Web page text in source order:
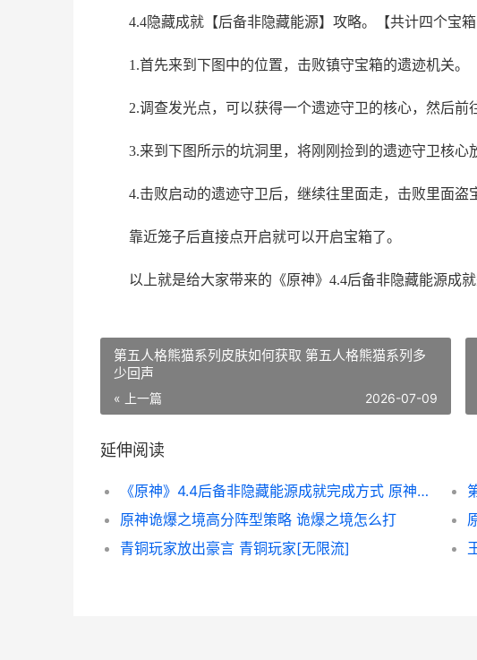
4.4隐藏成就【后备非隐藏能源】攻略。【共计四个宝箱
1.首先来到下图中的位置，击败镇守宝箱的遗迹机关。
2.调查发光点，可以获得一个遗迹守卫的核心，然后前
3.来到下图所示的坑洞里，将刚刚捡到的遗迹守卫核心
4.击败启动的遗迹守卫后，继续往里面走，击败里面
靠近笼子后直接点开启就可以开启宝箱了。
以上就是给大家带来的《原神》4.4后备非隐藏能源成就
第五人格熊猫系列皮肤如何获取 第五人格熊猫系列多
少回声
« 上一篇 2026-07-09
延伸阅读
《原神》4.4后备非隐藏能源成就完成方式 原神后期效果对比图
原神诡爆之境高分阵型策略 诡爆之境怎么打
青铜玩家放出豪言 青铜玩家[无限流]